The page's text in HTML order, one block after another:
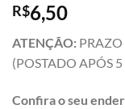
R$6,50
ATENÇÃO: PRAZO
(POSTADO APÓS
Confira o seu